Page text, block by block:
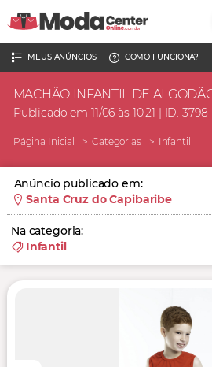
MEUS ANÚNCIOS
COMO FUNCIONA?
MACHÃO INFANTIL DE
Publicado em 11/06 às 10:21 | ID. 3798
Página Inicial Categorias Infantil
Anúncio publicado em:
Santa Cruz do Capibaribe
Na categoria:
Infantil